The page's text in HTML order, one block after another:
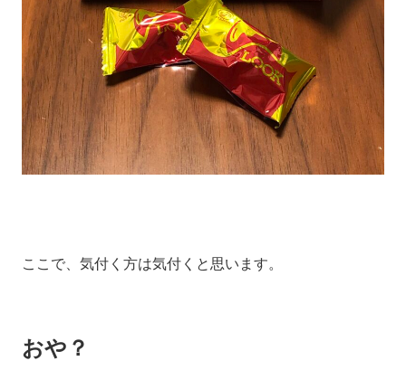
ここで、気付く方は気付くと思います。
おや？